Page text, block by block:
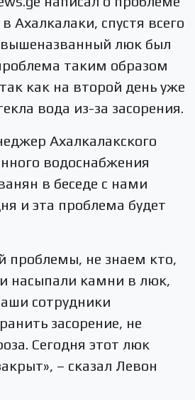
Ахалкалаки, спустя всего
вышеназванный люк был
таким образом
как на второй день уже
вода из-за засорения.
Ахалкалакского
водоснабжения
в беседе с нами
и эта проблема будет
проблемы, не знаем кто,
насыпали камни в люк,
сотрудники
засорение, не
Сегодня этот люк
– сказал Левон